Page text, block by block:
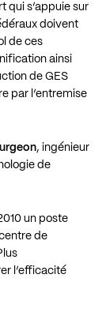
qui s’appuie sur
doivent
de ces
ainsi
de GES
par l’entremise
, ingénieur
de
un poste
de
l’efficacité